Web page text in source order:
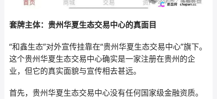
套牌主体：贵州华夏生态交易中心的真面目
“和鑫生态”对外宣传挂靠在“贵州华夏生态交易中心”旗下。
这个贵州华夏生态交易中心确实是一家注册在贵州的企
业，但它的真实面貌与宣传相去甚远。
首先，贵州华夏生态交易中心没有任何国家级金融资质。